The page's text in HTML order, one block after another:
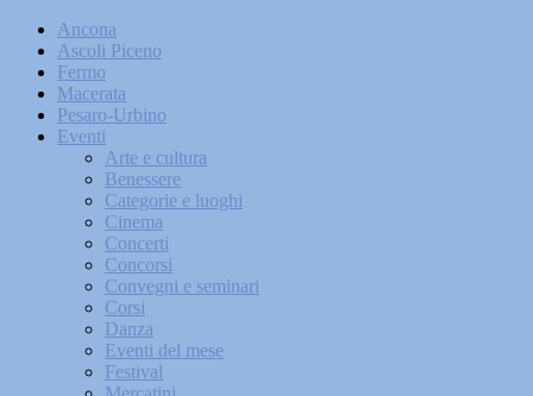
Ancona
Ascoli Piceno
Fermo
Macerata
Pesaro-Urbino
Eventi
Arte e cultura
Benessere
Categorie e luoghi
Cinema
Concerti
Concorsi
Convegni e seminari
Corsi
Danza
Eventi del mese
Festival